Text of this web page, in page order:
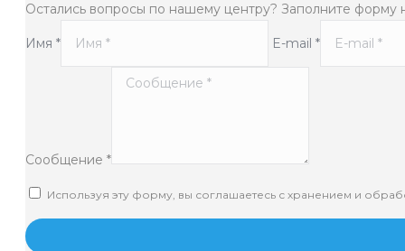
Остались вопросы по нашему центру? Заполните
Имя * E-mail *
Сообщение *
Используя эту форму, вы соглашаетесь с хранением и